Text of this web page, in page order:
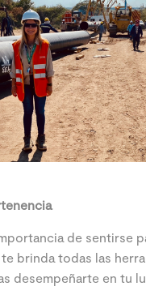
de sentirse
brinda todas las
desempeñarte en tu